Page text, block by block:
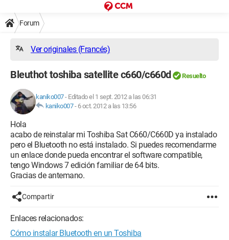
Forum
Ver originales (Francés)
Bleuthot toshiba satellite c660/c660d Resuelto
kaniko007- Editado el 1 sept. 2012 a las 06:31
kaniko007- 6 oct. 2012 a las 13:56
Hola
acabo de reinstalar mi Toshiba Sat C660/C660D ya instalado
pero el Bluetooth no está instalado. Si puedes recomendarme
un enlace donde pueda encontrar el software compatible,
tengo Windows 7 edición familiar de 64 bits.
Gracias de antemano.
Compartir
Enlaces relacionados:
Cómo instalar Bluetooth en un Toshiba